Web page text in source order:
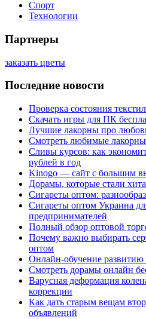
Спорт
Технологии
Партнеры
заказать цветы
Последние новости
Проверка состояния
Скачать игры для ПК
Лучшие лакорны про
Смотреть любимые лакорны
Сливы курсов: как
рублей в год
Kinogo — сайт с большим
Дорамы, которые стали
Сигареты оптом:
Сигареты оптом Украина
предпринимателей
Полный обзор оптовой
Почему важно выбирать
оптом
Онлайн-обучение
Смотреть дорамы онлайн
Варусная деформация
коррекции
Как дать старым вещам
объявлений